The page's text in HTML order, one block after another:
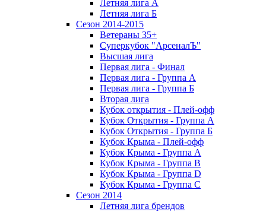
Летняя лига А
Летняя лига Б
Сезон 2014-2015
Ветераны 35+
Суперкубок "АрсеналЪ"
Высшая лига
Первая лига - Финал
Первая лига - Группа А
Первая лига - Группа Б
Вторая лига
Кубок открытия - Плей-офф
Кубок Открытия - Группа А
Кубок Открытия - Группа Б
Кубок Крыма - Плей-офф
Кубок Крыма - Группа A
Кубок Крыма - Группа B
Кубок Крыма - Группа D
Кубок Крыма - Группа C
Сезон 2014
Летняя лига брендов